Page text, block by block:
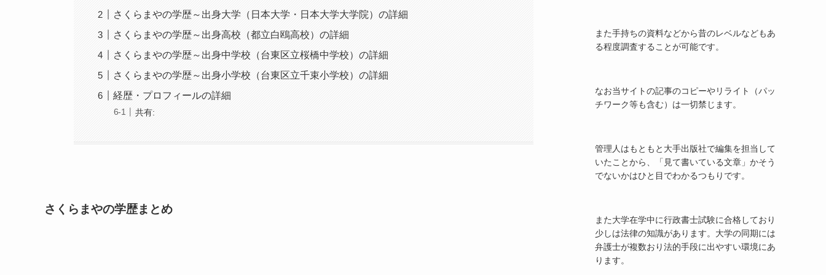
さくらまやの学歴～出身大学（日本大学・日本大学大学院）の詳細
さくらまやの学歴～出身高校（都立白鴎高校）の詳細
さくらまやの学歴～出身中学校（台東区立桜橋中学校）の詳細
さくらまやの学歴～出身小学校（台東区立千束小学校）の詳細
経歴・プロフィールの詳細
共有:
さくらまやの学歴まとめ
また手持ちの資料などから昔のレベルなどもあ
る程度調査することが可能です。
なお当サイトの記事のコピーやリライト（パッ
チワーク等も含む）は一切禁じます。
管理人はもともと大手出版社で編集を担当して
いたことから、「見て書いている文章」かそう
でないかはひと目でわかるつもりです。
また大学在学中に行政書士試験に合格しており
少しは法律の知識があります。大学の同期には
弁護士が複数おり法的手段に出やすい環境にあ
ります。